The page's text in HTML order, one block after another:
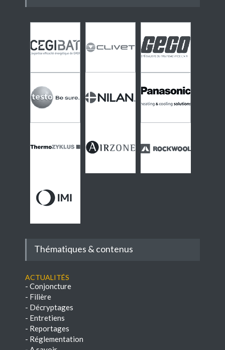
Thématiques & contenus
Actualités
- Conjoncture
- Filière
- Décryptages
- Entretiens
- Reportages
- Réglementation